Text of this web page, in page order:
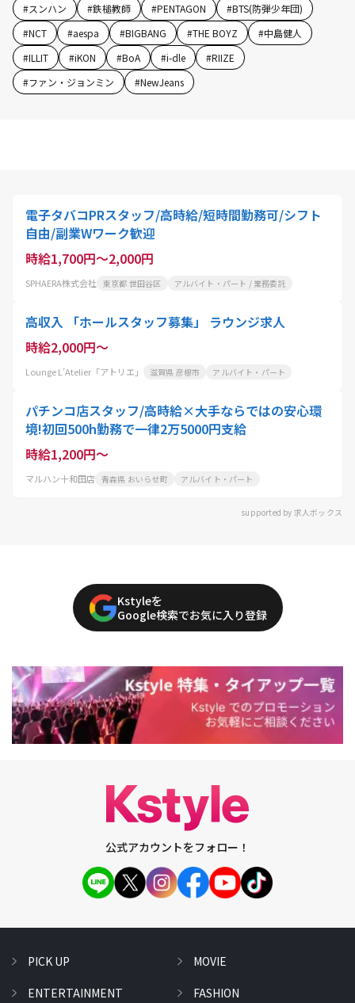
#スンハン #鉄槌教師 #PENTAGON #BTS(防弾少年団)
#NCT #aespa #BIGBANG #THE BOYZ #中島健人
#ILLIT #iKON #BoA #i-dle #RIIZE
#ファン・ジョンミン #NewJeans
電子タバコPRスタッフ/高時給/短時間勤務可/シフト
自由/副業Wワーク歓迎
時給1,700円～2,000円
SPHAERA株式会社 東京都 世田谷区 アルバイト・パート / 業務委託
高収入 「ホールスタッフ募集」 ラウンジ求人
時給2,000円～
Lounge L’Atelier「アトリエ」 滋賀県 彦根市 アルバイト・パート
パチンコ店スタッフ/高時給×大手ならではの安心環
境!初回500h勤務で一律2万5000円支給
時給1,200円～
マルハン十和田店 青森県 おいらせ町 アルバイト・パート
supported by 求人ボックス
Kstyleを
Google検索でお気に入り登録
公式アカウントをフォロー！
PICK UP
ENTERTAINMENT
MOVIE
FASHION